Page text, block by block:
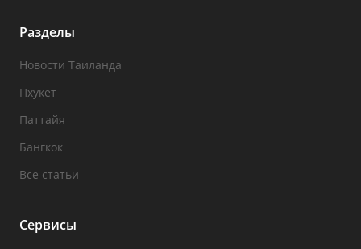
Разделы
Новости Таиланда
Пхукет
Паттайя
Бангкок
Все статьи
Сервисы